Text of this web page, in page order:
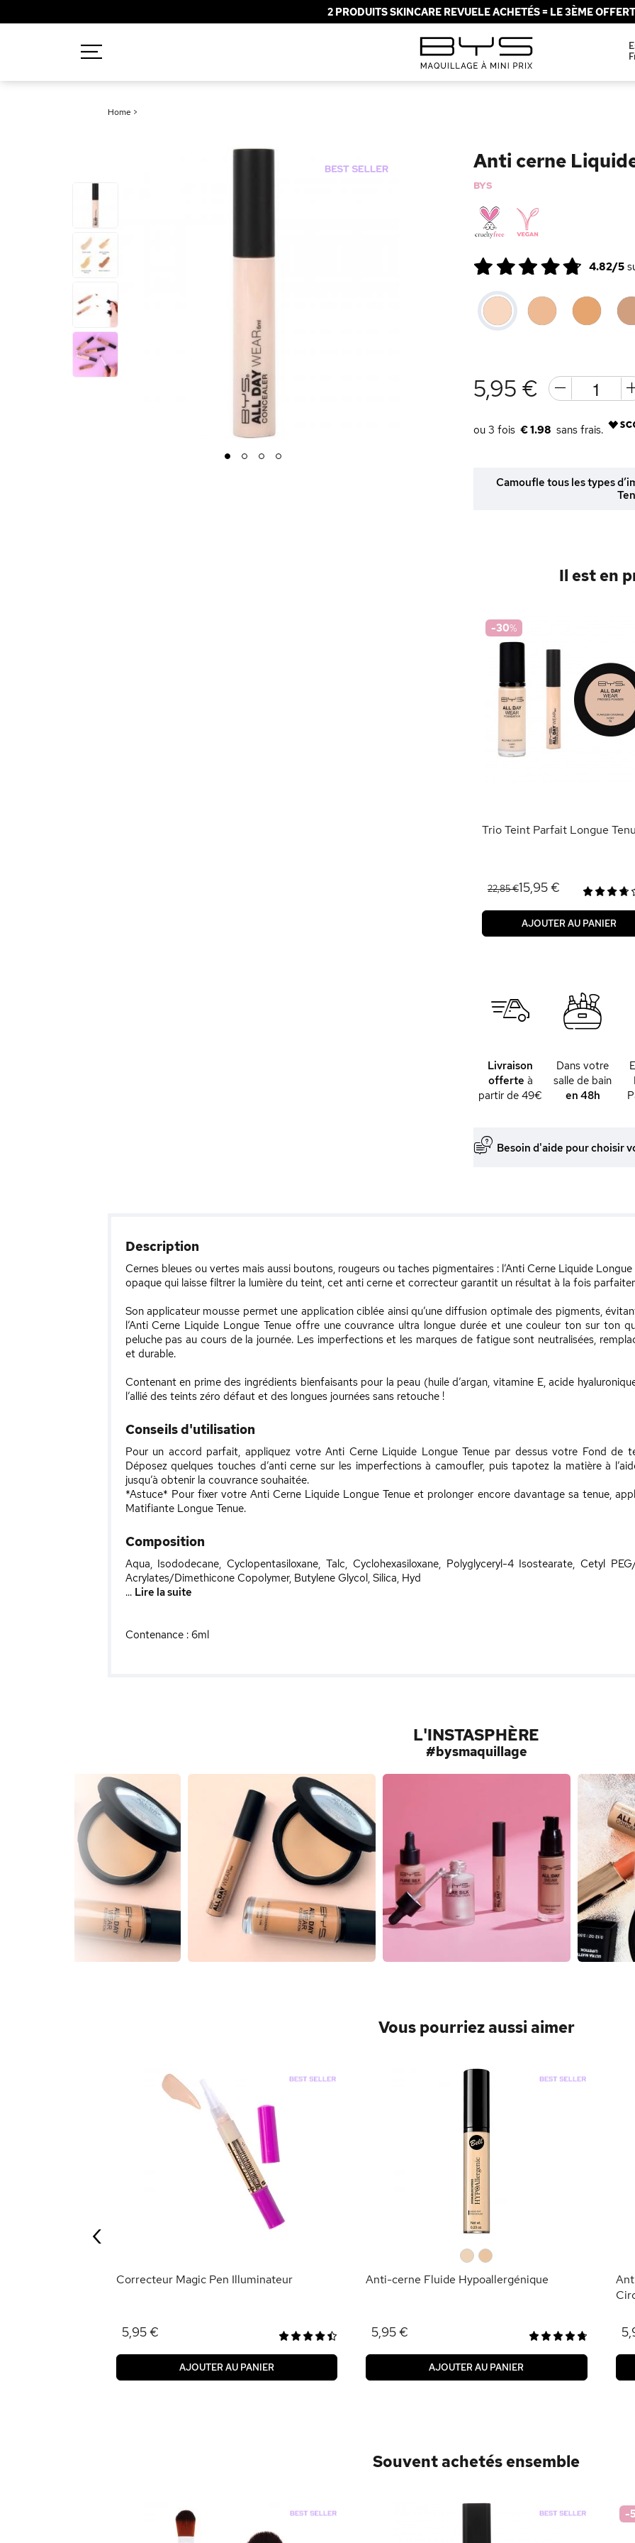
2 PRODUITS SKINCARE REVUELE ACHETÉS = LE 3ÈME
Home >
1 2 3 4
Anti cerne
BYS
4.82/5
5,95 €
€ 1.98
Camoufle tous les types
Il est en
-30%
Trio Teint Parfait Longue
22,85 €15,95 €
AJOUTER AU PANIER
Livraison
offerte à
partir de 49€
Dans votre
salle de bain
en 48h
Besoin d'aide pour choisir
Description
Cernes bleues ou vertes mais aussi boutons, rougeurs ou taches pigmentaires : l’Anti Cerne Liquide
opaque qui laisse filtrer la lumière du teint, cet anti cerne et correcteur garantit un résultat à la fois
Son applicateur mousse permet une application ciblée ainsi qu’une diffusion optimale des pigments,
l’Anti Cerne Liquide Longue Tenue offre une couvrance ultra longue durée et une couleur ton sur ton
peluche pas au cours de la journée. Les imperfections et les marques de fatigue sont neutralisées,
et durable.
Contenant en prime des ingrédients bienfaisants pour la peau (huile d’argan, vitamine E, acide
l’allié des teints zéro défaut et des longues journées sans retouche !
Conseils d'utilisation
Pour un accord parfait, appliquez votre Anti Cerne Liquide Longue Tenue par dessus votre Fond de
Déposez quelques touches d’anti cerne sur les imperfections à camoufler, puis tapotez la matière à
jusqu’à obtenir la couvrance souhaitée.
*Astuce* Pour fixer votre Anti Cerne Liquide Longue Tenue et prolonger encore davantage sa tenue,
Matifiante Longue Tenue.
Composition
Aqua, Isododecane, Cyclopentasiloxane, Talc, Cyclohexasiloxane, Polyglyceryl-4 Isostearate, Cetyl
Acrylates/Dimethicone Copolymer, Butylene Glycol, Silica, Hyd
... Lire la suite
Contenance : 6ml
L'INSTASPHÈRE
#bysmaquillage
Vous pourriez aussi aimer
Correcteur Magic Pen Illuminateur
5,95 €
AJOUTER AU PANIER
Anti-cerne Fluide Hypoallergénique
5,95 €
AJOUTER AU PANIER
‹
Souvent achetés ensemble
-
Solaire
Brumes
Blush